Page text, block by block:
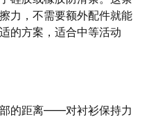
力，不需要额外配件就能
的方案，适合中等活动
的距离——对衬衫保持力